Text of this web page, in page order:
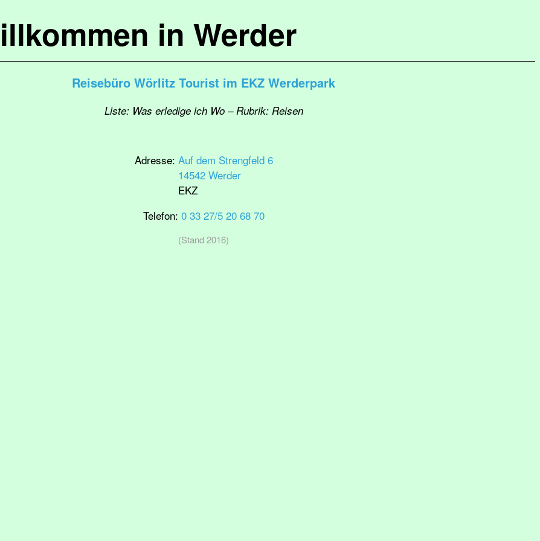
in Werder
Reisebüro Wörlitz Tourist im EKZ Werderpark
Liste: Was erledige ich Wo – Rubrik: Reisen
Adresse: Auf dem Strengfeld 6
14542 Werder
EKZ
Telefon: 0 33 27/5 20 68 70
(Stand 2016)